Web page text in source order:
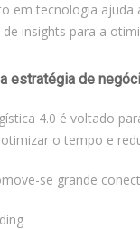
em tecnologia ajuda
insights para a
estratégia de
4.0 é voltado
o tempo e
se grande